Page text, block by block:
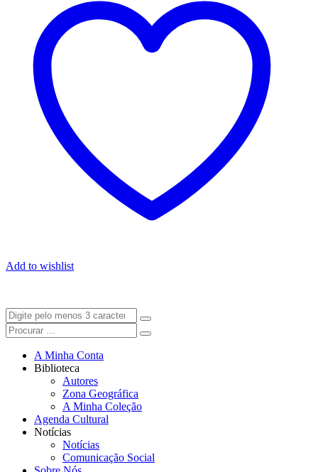
Add to wishlist
A Minha Conta
Biblioteca
Autores
Zona Geográfica
A Minha Coleção
Agenda Cultural
Notícias
Notícias
Comunicação Social